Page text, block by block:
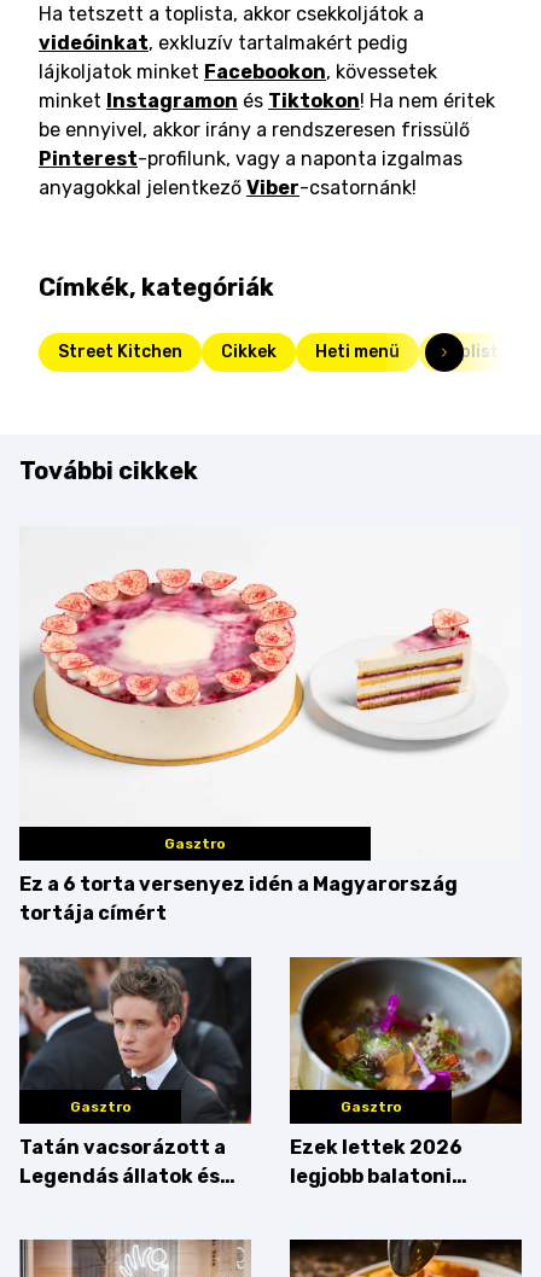
Ha tetszett a toplista, akkor csekkoljátok a
videóinkat, exkluzív tartalmakért pedig
lájkoljatok minket Facebookon, kövessetek
minket Instagramon és Tiktokon! Ha nem éritek
be ennyivel, akkor irány a rendszeresen frissülő
Pinterest-profilunk, vagy a naponta izgalmas
anyagokkal jelentkező Viber-csatornánk!
Címkék, kategóriák
Street Kitchen Cikkek Heti menü Toplista
További cikkek
Gasztro
Ez a 6 torta versenyez idén a Magyarország
tortája címért
Gasztro
Tatán vacsorázott a
Legendás állatok és
Gasztro
Ezek lettek 2026
legjobb balatoni
végigkóstoltuk a
győzteseket